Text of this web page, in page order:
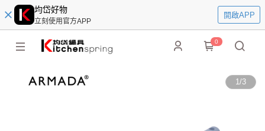
均岱好物
立刻使用官方APP
開啟APP
0
1/3